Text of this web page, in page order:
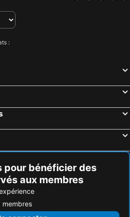
:
pour bénéficier des
aux membres
membres